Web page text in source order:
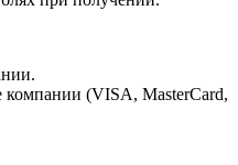
(VISA, MasterCard,